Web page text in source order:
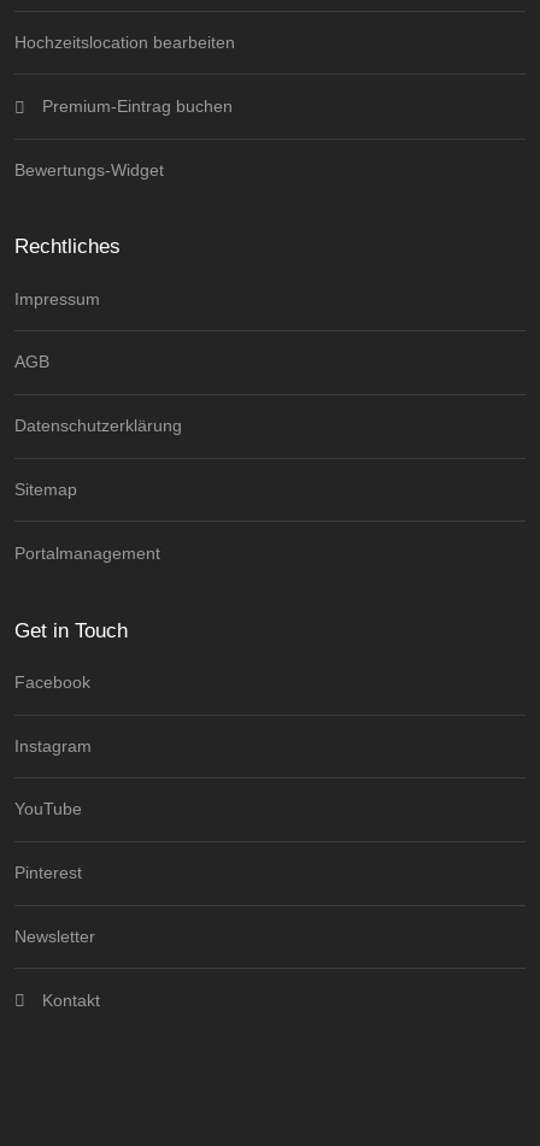
Hochzeitslocation bearbeiten
Premium-Eintrag buchen
Bewertungs-Widget
Rechtliches
Impressum
AGB
Datenschutzerklärung
Sitemap
Portalmanagement
Get in Touch
Facebook
Instagram
YouTube
Pinterest
Newsletter
Kontakt